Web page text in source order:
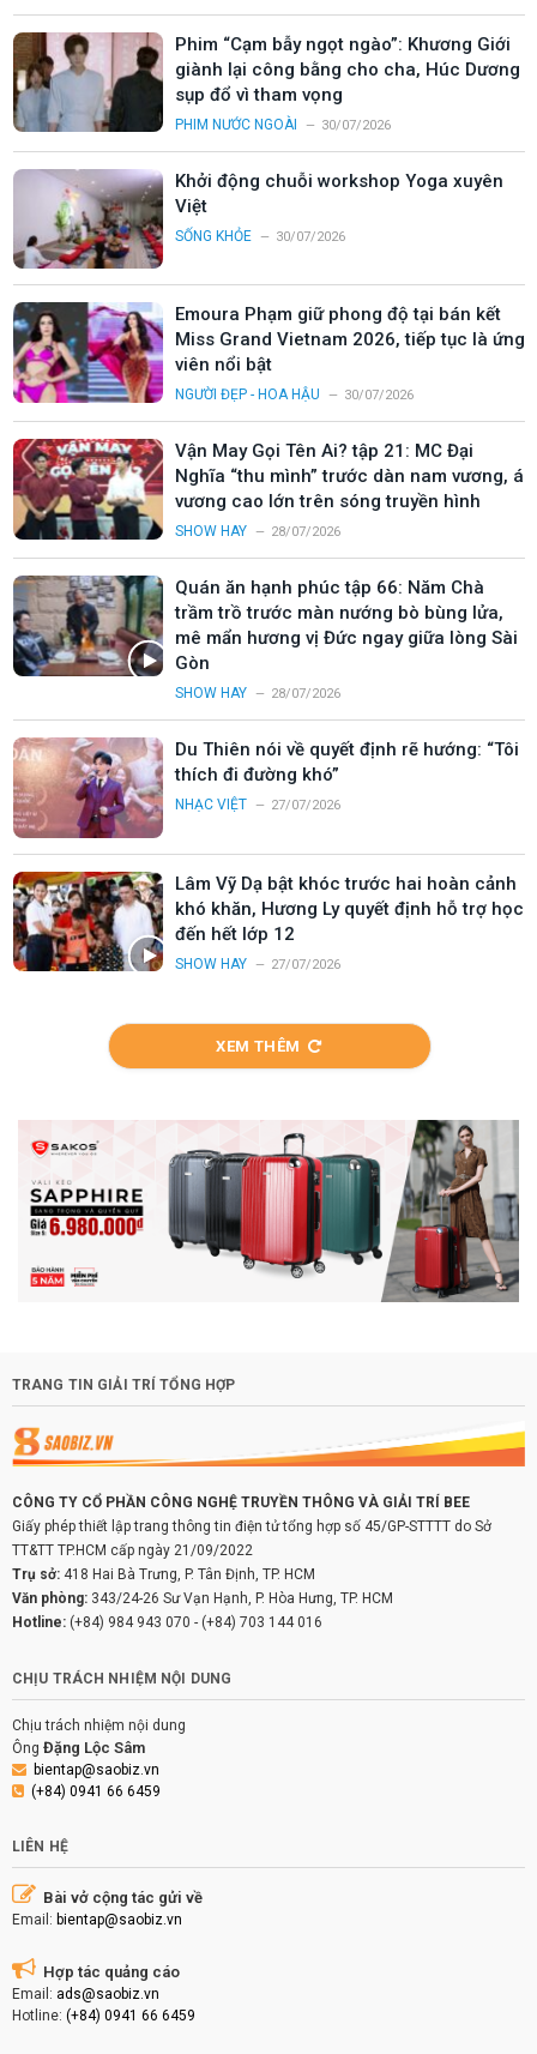
Phim “Cạm bẫy ngọt ngào”: Khương Giới
giành lại công bằng cho cha, Húc Dương
sụp đổ vì tham vọng
PHIM NƯỚC NGOÀI 30/07/2026
Khởi động chuỗi workshop Yoga xuyên
Việt
SỐNG KHỎE 30/07/2026
Emoura Phạm giữ phong độ tại bán kết
Miss Grand Vietnam 2026, tiếp tục là ứng
viên nổi bật
NGƯỜI ĐẸP - HOA HẬU 30/07/2026
Vận May Gọi Tên Ai? tập 21: MC Đại
Nghĩa “thu mình” trước dàn nam vương, á
vương cao lớn trên sóng truyền hình
SHOW HAY 28/07/2026
Quán ăn hạnh phúc tập 66: Năm Chà
trầm trồ trước màn nướng bò bùng lửa,
mê mẩn hương vị Đức ngay giữa lòng Sài
Gòn
SHOW HAY 28/07/2026
Du Thiên nói về quyết định rẽ hướng: “Tôi
thích đi đường khó”
NHẠC VIỆT 27/07/2026
Lâm Vỹ Dạ bật khóc trước hai hoàn cảnh
khó khăn, Hương Ly quyết định hỗ trợ học
đến hết lớp 12
SHOW HAY 27/07/2026
XEM THÊM
TRANG TIN GIẢI TRÍ TỔNG HỢP
CÔNG TY CỔ PHẦN CÔNG NGHỆ TRUYỀN THÔNG VÀ GIẢI TRÍ BEE
Giấy phép thiết lập trang thông tin điện tử tổng hợp số 45/GP-STTTT do Sở
TT&TT TP.HCM cấp ngày 21/09/2022
Trụ sở: 418 Hai Bà Trưng, P. Tân Định, TP. HCM
Văn phòng: 343/24-26 Sư Vạn Hạnh, P. Hòa Hưng, TP. HCM
Hotline: (+84) 984 943 070 - (+84) 703 144 016
CHỊU TRÁCH NHIỆM NỘI DUNG
Chịu trách nhiệm nội dung
Ông Đặng Lộc Sâm
bientap@saobiz.vn
(+84) 0941 66 6459
LIÊN HỆ
Bài vở cộng tác gửi về
Email: bientap@saobiz.vn
Hợp tác quảng cáo
Email: ads@saobiz.vn
Hotline: (+84) 0941 66 6459